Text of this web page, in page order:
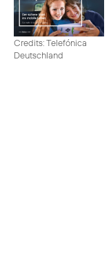
Credits: Telefónica
Deutschland